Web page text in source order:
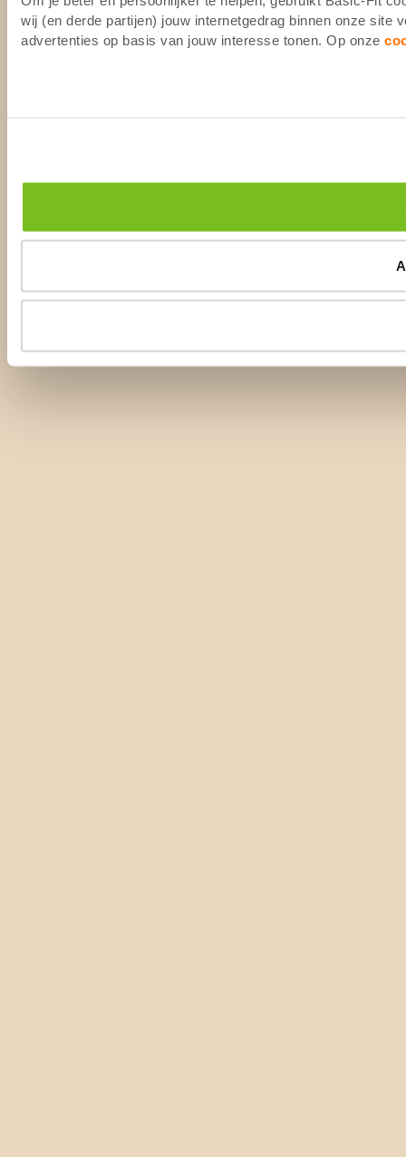
wij (en derde partijen) jouw internetgedrag binnen onze site
advertenties op basis van jouw interesse tonen. Op onze